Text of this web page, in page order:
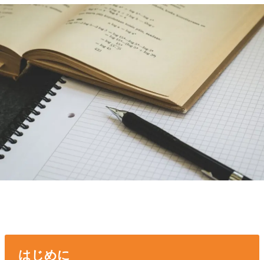
はじめに